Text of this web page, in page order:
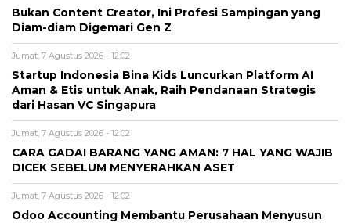
Bukan Content Creator, Ini Profesi Sampingan yang
Diam-diam Digemari Gen Z
Jumat, 7 Agustus 2026 - 12:02
Startup Indonesia Bina Kids Luncurkan Platform AI
Aman & Etis untuk Anak, Raih Pendanaan Strategis
dari Hasan VC Singapura
Jumat, 7 Agustus 2026 - 12:02
CARA GADAI BARANG YANG AMAN: 7 HAL YANG WAJIB
DICEK SEBELUM MENYERAHKAN ASET
Jumat, 7 Agustus 2026 - 12:02
Odoo Accounting Membantu Perusahaan Menyusun